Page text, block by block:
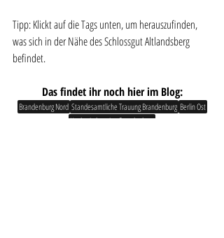
Tipp: Klickt auf die Tags unten, um herauszufinden,
was sich in der Nähe des Schlossgut Altlandsberg
befindet.
Das findet ihr noch hier im Blog:
Brandenburg Nord Standesamtliche Trauung Brandenburg Berlin Ost
Hochzeitslocation Brandenburg